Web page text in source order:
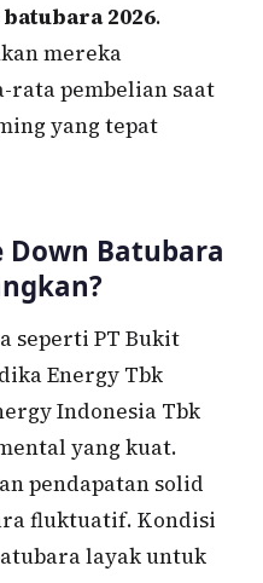
2026.
mereka
pembelian saat
yang tepat
Down Batubara
seperti PT Bukit
Energy Tbk
Indonesia Tbk
yang kuat.
pendapatan solid
fluktuatif. Kondisi
layak untuk